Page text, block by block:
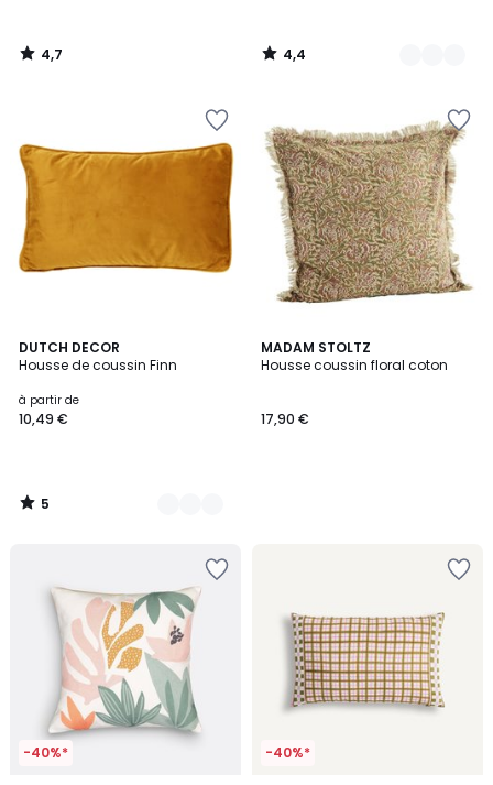
4,7
/
4,4
/
DUTCH DECOR
Housse de coussin Finn
à partir de
10,49 €
5
/
17
Couleurs
5
/
MADAM STOLTZ
Housse coussin floral coton
17,90 €
-40%* -40%*